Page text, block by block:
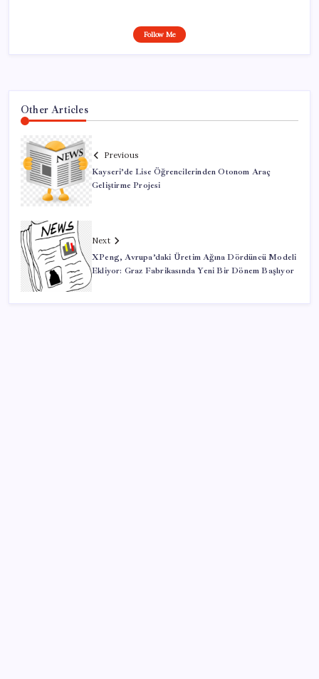
Follow Me
Other Articles
Previous
Kayseri’de Lise Öğrencilerinden Otonom Araç
Geliştirme Projesi
Next
XPeng, Avrupa’daki Üretim Ağına Dördüncü Modeli
Ekliyor: Graz Fabrikasında Yeni Bir Dönem Başlıyor